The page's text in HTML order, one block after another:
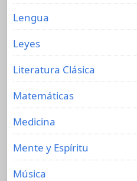
Lengua
Leyes
Literatura Clásica
Matemáticas
Medicina
Mente y Espíritu
Música